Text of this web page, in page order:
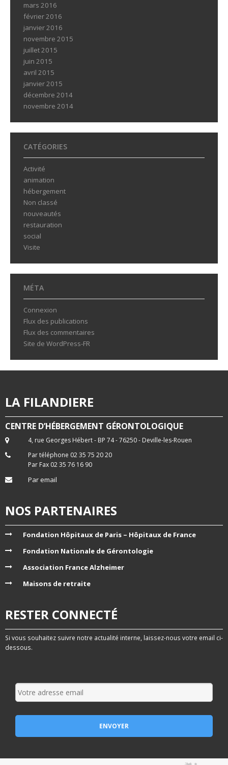
mars 2016
février 2016
janvier 2016
novembre 2015
juillet 2015
juin 2015
avril 2015
janvier 2015
décembre 2014
novembre 2014
CATÉGORIES
Activité
animation
hébergement
Non classé
nouveautés
restauration
social
Visite
MÉTA
Connexion
Flux des publications
Flux des commentaires
Site de WordPress-FR
LA FILANDIERE
CENTRE D’HÉBERGEMENT GÉRONTOLOGIQUE
4, rue Georges Hébert - BP 74 - 76250 - Deville-les-Rouen
Par téléphone 02 35 75 20 20
Par Fax 02 35 76 16 90
Par email
NOS PARTENAIRES
Fondation Hôpitaux de Paris – Hôpitaux de France
Fondation Nationale de Gérontologie
Association France Alzheimer
Maisons de retraite
RESTER CONNECTÉ
Si vous souhaitez suivre notre actualité interne, laissez-nous votre email ci-
dessous.